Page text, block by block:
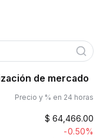
de mercado
Precio y % en 24 horas
$ 64,466.00
-0.50%